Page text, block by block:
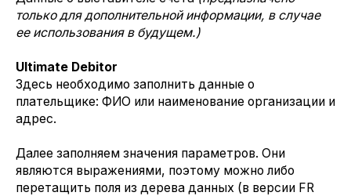
только для дополнительной информации, в случае
ее использования в будущем.)
Ultimate Debitor
Здесь необходимо заполнить данные о
плательщике: ФИО или наименование организации и
адрес.
Далее заполняем значения параметров. Они
являются выражениями, поэтому можно либо
перетащить поля из дерева данных (в версии FR